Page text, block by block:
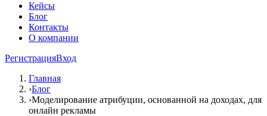
Кейсы
Блог
Контакты
О компании
РегистрацияВход
Главная
›Блог
›Моделирование атрибуции, основанной на доходах, для
онлайн рекламы